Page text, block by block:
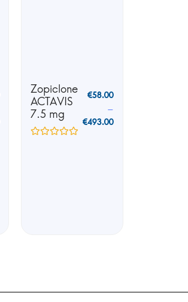
Zopiclone
ACTAVIS
7.5 mg
€58.00
–
€493.00